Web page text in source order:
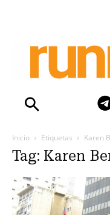
Inicio Etiquetas Karen
Tag: Karen